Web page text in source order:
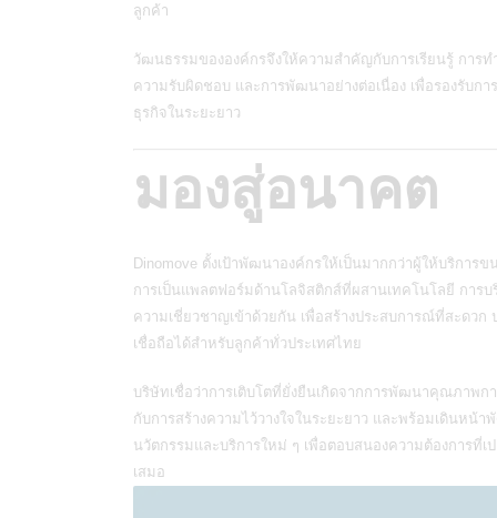
ลูกค้า
วัฒนธรรมขององค์กรจึงให้ความสำคัญกับการเรียนรู้ การท
ความรับผิดชอบ และการพัฒนาอย่างต่อเนื่อง เพื่อรองรับกา
ธุรกิจในระยะยาว
มองสู่อนาคต
Dinomove ตั้งเป้าพัฒนาองค์กรให้เป็นมากกว่าผู้ให้บริการข
การเป็นแพลตฟอร์มด้านโลจิสติกส์ที่ผสานเทคโนโลยี การบ
ความเชี่ยวชาญเข้าด้วยกัน เพื่อสร้างประสบการณ์ที่สะดวก
เชื่อถือได้สำหรับลูกค้าทั่วประเทศไทย
บริษัทเชื่อว่าการเติบโตที่ยั่งยืนเกิดจากการพัฒนาคุณภาพก
กับการสร้างความไว้วางใจในระยะยาว และพร้อมเดินหน้า
นวัตกรรมและบริการใหม่ ๆ เพื่อตอบสนองความต้องการที่เ
เสมอ